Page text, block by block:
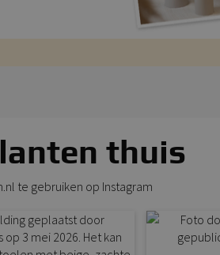
thuis
te gebruiken op Instagram